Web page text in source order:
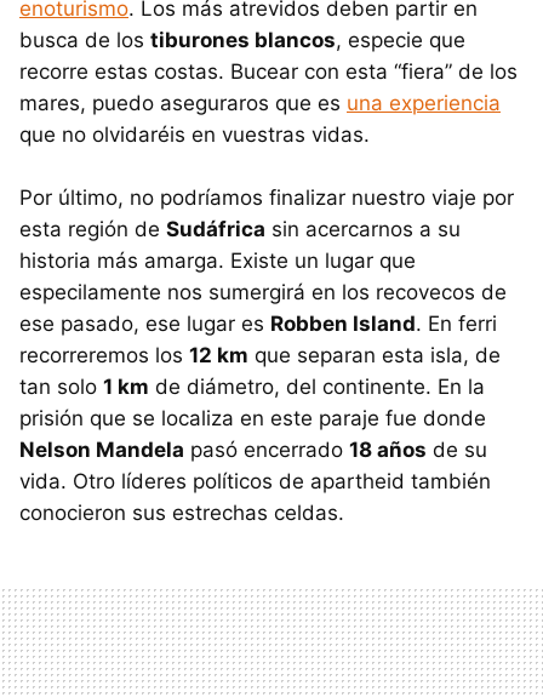
enoturismo. Los más atrevidos deben partir en
busca de los tiburones blancos, especie que
recorre estas costas. Bucear con esta “fiera” de los
mares, puedo aseguraros que es una experiencia
que no olvidaréis en vuestras vidas.
Por último, no podríamos finalizar nuestro viaje por
esta región de Sudáfrica sin acercarnos a su
historia más amarga. Existe un lugar que
especilamente nos sumergirá en los recovecos de
ese pasado, ese lugar es Robben Island. En ferri
recorreremos los 12 km que separan esta isla, de
tan solo 1 km de diámetro, del continente. En la
prisión que se localiza en este paraje fue donde
Nelson Mandela pasó encerrado 18 años de su
vida. Otro líderes políticos de apartheid también
conocieron sus estrechas celdas.